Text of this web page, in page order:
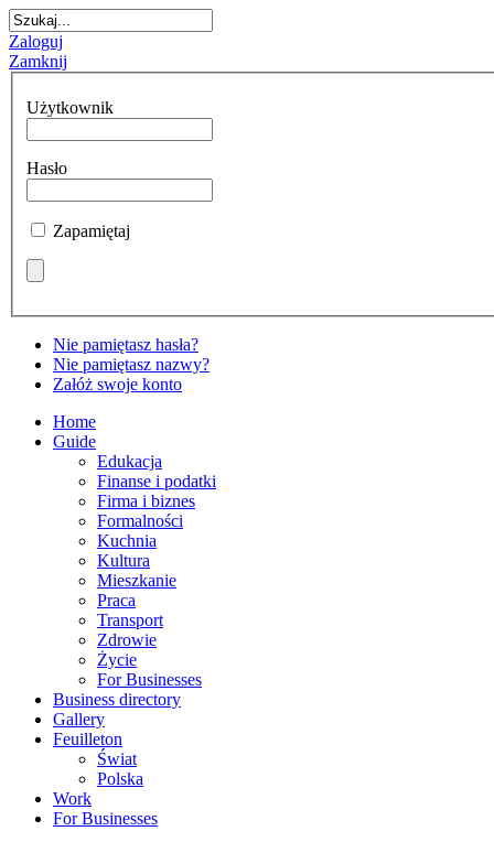
Zaloguj
Zamknij
Użytkownik
Hasło
Zapamiętaj
Nie pamiętasz hasła?
Nie pamiętasz nazwy?
Załóż swoje konto
Home
Guide
Edukacja
Finanse i podatki
Firma i biznes
Formalności
Kuchnia
Kultura
Mieszkanie
Praca
Transport
Zdrowie
Życie
For Businesses
Business directory
Gallery
Feuilleton
Świat
Polska
Work
For Businesses